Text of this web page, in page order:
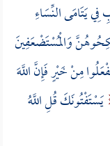
فِي يَتَامَى النِّسَاءِ
وَالْمُسْتَضْعَفِينَ
مِنْ خَيْرٍ فَإِنَّ اللَّهَ
يَسْتَفْتُونَكَ قُلِ اللَّهُ